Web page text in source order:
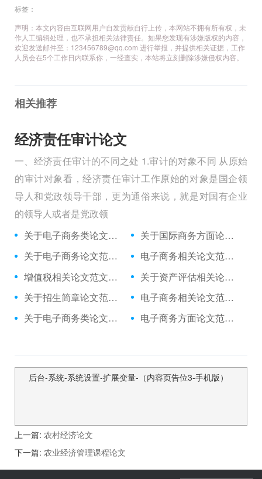
标签：
声明：本文内容由互联网用户自发贡献自行上传，本网站不拥有所有权，未
作人工编辑处理，也不承担相关法律责任。如果您发现有涉嫌版权的内容，
欢迎发送邮件至：123456789@qq.com 进行举报，并提供相关证据，工作
人员会在5个工作日内联系你，一经查实，本站将立刻删除涉嫌侵权内容。
相关推荐
经济责任审计论文
一、经济责任审计的不同之处 1.审计的对象不同 从原始
的审计对象看，经济责任审计工作原始的对象是国企领
导人和党政领导干部，更为通俗来说，就是对国有企业
的领导人或者是党政领
关于电子商务类论文范例,与旅游电子商务冲击下旅行社的策略相关论文发表
关于国际商务方面论文范文集,与高职国际商务单证课程与单证岗位对接相关论文答辩开场白
关于电子商务论文范文文献,与临商网看临沂电子商务存在的问题?相关论文答辩
电子商务相关论文范文文献,与价格战背景下户外电子商务的法则相关论文查重免费
增值税相关论文范文集,与公用往来科目集中核算管理相关毕业论文怎么写
关于资产评估相关论文范文例文,与对小型评估机构助理人员业务培训的初步相关论文范文
关于招生简章论文范文例文,与民办学校招生简章失真防范相关毕业论文提纲
电子商务相关论文范文例文,与基于行动导向的电子商务课堂教学模式的相关毕业论文怎么写
关于电子商务类论文范文数据库,与电子商务对常设机构原则的挑战相关论文摘要怎么写
电子商务方面论文范文文献,与制约我国电子商务的主要因素解决途径相关毕业论文致谢
后台-系统-系统设置-扩展变量-（内容页告位3-手机版）
上一篇: 农村经济论文
下一篇: 农业经济管理课程论文